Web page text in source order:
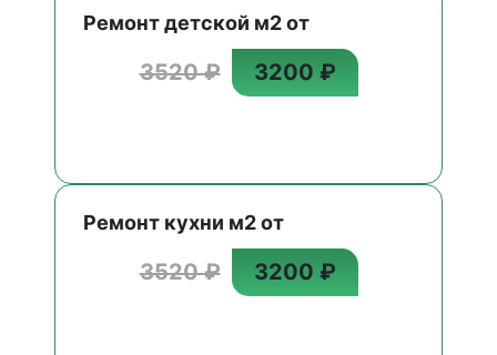
Ремонт детской м2 от
3520 ₽ 3200 ₽
Ремонт кухни м2 от
3520 ₽ 3200 ₽